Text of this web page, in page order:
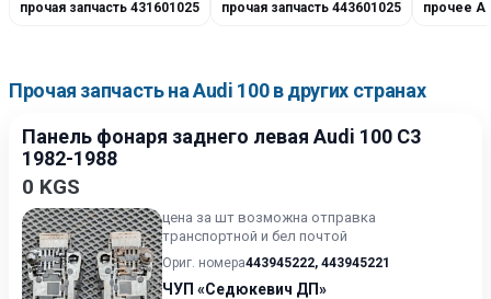
прочая запчасть 431601025 прочая запчасть 443601025 прочее
Прочая запчасть на Audi 100 в других странах
Панель фонаря заднего левая Audi 100 С3
1982-1988
0 KGS
цена за шт возможна отправка
транспортной и бел почтой
Ориг. номера443945222, 443945221
ЧУП «Седюкевич ДП»